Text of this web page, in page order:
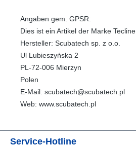
Angaben gem. GPSR:
Dies ist ein Artikel der Marke Tecline.
Hersteller: Scubatech sp. z o.o.
Ul Lubieszyńska 2
PL-72-006 Mierzyn
Polen
E-Mail: scubatech@scubatech.pl
Web: www.scubatech.pl
Service-Hotline